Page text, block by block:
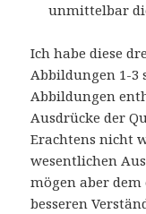
unmittelbar
Ich habe diese
Abbildungen 1-3
Abbildungen
Ausdrücke der
Erachtens nicht
wesentlichen
mögen aber
besseren